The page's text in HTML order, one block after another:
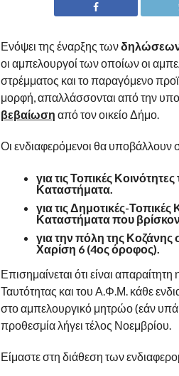
Ενόψει της έναρξης τωνδηλώσεων
οι αμπελουργοί των οποίων οι
στρέμματος και το παραγόμενο
μορφή, απαλλάσσονται από την
βεβαίωση από τον οικείο Δήμο.
Οι ενδιαφερόμενοι θα υποβάλλουν
για τις Τοπικές
Καταστήματα.
για τις Δημοτικές-
Καταστήματα που
για την πόλη της Κοζάνης
Χαρίση 6 (4ος όροφος).
Επισημαίνεται ότι είναι
Ταυτότητας και του Α.Φ.Μ. κάθε
στο αμπελουργικό μητρώο (εάν
προθεσμία λήγει τέλος Νοεμβρίου.
Είμαστε στη διάθεση των